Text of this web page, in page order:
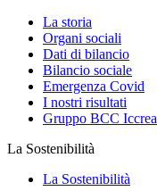
La storia
Organi sociali
Dati di bilancio
Bilancio sociale
Emergenza Covid
I nostri risultati
Gruppo BCC Iccrea
La Sostenibilità
La Sostenibilità